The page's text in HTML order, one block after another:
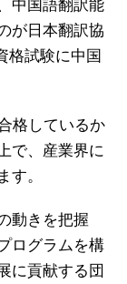
中国語翻訳能
が日本翻訳協
格試験に中国
格しているか
で、産業界に
す。
動きを把握
ログラムを構
に貢献する団